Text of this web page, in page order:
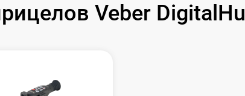
Veber